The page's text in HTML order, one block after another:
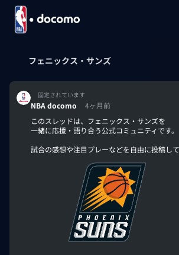
フェニックス・サンズ
固定されています
NBA docomo
4ヶ月前
このスレッドは、フェニックス・サンズを
一緒に応援・語り合う公式コミュニティです。
試合の感想や注目プレーなどを自由に投稿して